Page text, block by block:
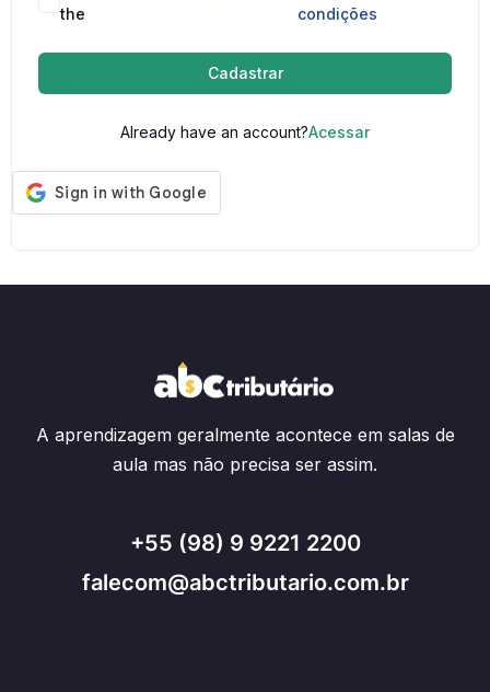
the
condições
Cadastrar
Already have an account?Acessar
A aprendizagem geralmente acontece em salas de
aula mas não precisa ser assim.
+55 (98) 9 9221 2200
falecom@abctributario.com.br